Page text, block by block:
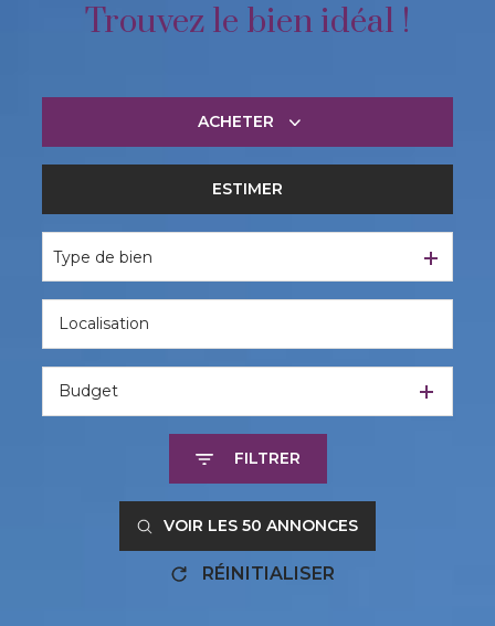
Trouvez le bien idéal !
ACHETER
ESTIMER
Type de bien
Budget
FILTRER
VOIR LES 50 ANNONCES
RÉINITIALISER